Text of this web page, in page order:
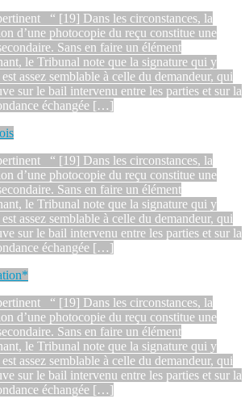
“ [19] Dans les circonstances, la
d’une photocopie du reçu constitue une
Sans en faire un élément
le Tribunal note que la signature qui y
assez semblable à celle du demandeur, qui
sur le bail intervenu entre les parties et sur la
échangée […]
“ [19] Dans les circonstances, la
d’une photocopie du reçu constitue une
Sans en faire un élément
le Tribunal note que la signature qui y
assez semblable à celle du demandeur, qui
sur le bail intervenu entre les parties et sur la
échangée […]
“ [19] Dans les circonstances, la
d’une photocopie du reçu constitue une
Sans en faire un élément
le Tribunal note que la signature qui y
assez semblable à celle du demandeur, qui
sur le bail intervenu entre les parties et sur la
échangée […]